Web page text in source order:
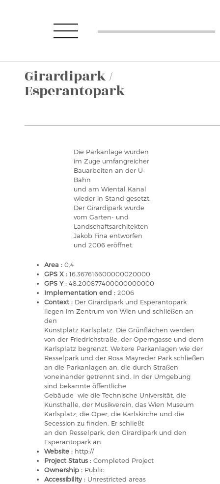
Girardipark /
Esperantopark
Die Parkanlage wurden
im Zuge umfangreicher
Bauarbeiten an der U-
Bahn
und am Wiental Kanal
wieder in Stand gesetzt.
Der Girardipark wurde
vom Garten- und
Landschaftsarchitekten
Jakob Fina entworfen
und 2006 eröffnet.
Area : 0,4
GPS X : 16.367616600000020000
GPS Y : 48.200877400000000000
Implementation end : 2006
Context : Der Girardipark und Esperantopark
liegen im Zentrum von Wien und schließen an
den
Kunstplatz Karlsplatz. Die Grünflächen werden
von der Friedrichstraße, der Operngasse und dem
Karlsplatz begrenzt. Weitere Parkanlagen wie der
Resselpark und der Rosa Mayreder Park schließen
an die Parkanlagen an, die durch Straßen
voneinander getrennt sind. In der Umgebung
sind bekannte öffentliche
Gebäude wie die Technische Universität, die
Kunsthalle, der Musikverein, das Wien Museum
Karlsplatz, die Oper, die Karlskirche und die
Secession zu finden. Er schließt
an den Resselpark, den Girardipark und den
Esperantopark an.
Website : http://
Project Status : Completed Project
Ownership : Public
Accessibility : Unrestricted areas